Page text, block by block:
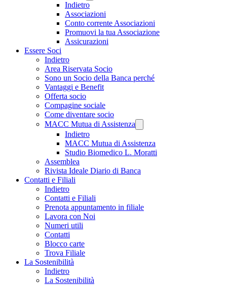
Indietro
Associazioni
Conto corrente Associazioni
Promuovi la tua Associazione
Assicurazioni
Essere Soci
Indietro
Area Riservata Socio
Sono un Socio della Banca perché
Vantaggi e Benefit
Offerta socio
Compagine sociale
Come diventare socio
MACC Mutua di Assistenza
Indietro
MACC Mutua di Assistenza
Studio Biomedico L. Moratti
Assemblea
Rivista Ideale Diario di Banca
Contatti e Filiali
Indietro
Contatti e Filiali
Prenota appuntamento in filiale
Lavora con Noi
Numeri utili
Contatti
Blocco carte
Trova Filiale
La Sostenibilità
Indietro
La Sostenibilità